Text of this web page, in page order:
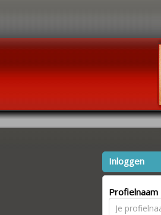
Inloggen
Profielnaam